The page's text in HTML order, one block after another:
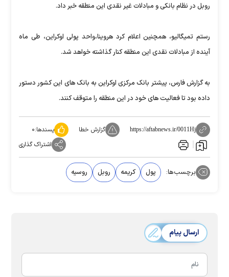
روبل در نظام بانکی و مبادلات غیر نقدی این منطقه خبر داد.
رستم تمیگالیو، همچنین اعلام کرد هروینا،‌واحد پولی اوکراین، طی ماه
آینده از مبادلات نقدی این منطقه کنار گذاشته خواهد شد.
به گزارش فارس، پیشتر بانک مرکزی اوکراین به بانک های این کشور دستور
داده بود تا فعالیت های خود در این منطقه را متوقف کنند.
https://aftabnews.ir/0011Hj گزارش خطا پسندها:۰
اشتراک گذاری
برچسب‌ها: پول کریمه روبل روسیه
ارسال پیام